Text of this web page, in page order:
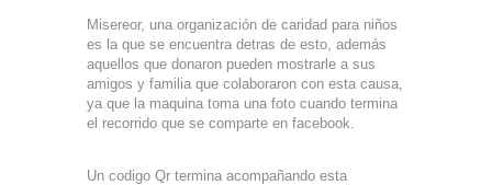
Misereor, una organización de caridad para niños
es la que se encuentra detras de esto, además
aquellos que donaron pueden mostrarle a sus
amigos y familia que colaboraron con esta causa,
ya que la maquina toma una foto cuando termina
el recorrido que se comparte en facebook.
Un codigo Qr termina acompañando esta